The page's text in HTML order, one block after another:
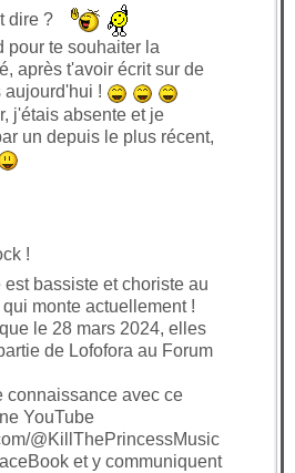
dire ?
pour te souhaiter la
après t'avoir écrit sur de
!
j'étais absente et je
un depuis le plus récent,
!
bassiste et choriste au
monte actuellement !
le 28 mars 2024, elles
de Lofofora au Forum
connaissance avec ce
YouTube
@KillThePrincessMusic
et y communiquent